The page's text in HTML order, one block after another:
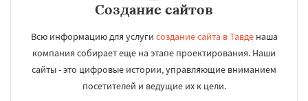
Создание сайтов
Всю информацию для услуги создание сайта в Тавденаша
компания собирает еще на этапе проектирования. Наши
сайты - это цифровые истории, управляющие вниманием
посетителей и ведущие их к цели.